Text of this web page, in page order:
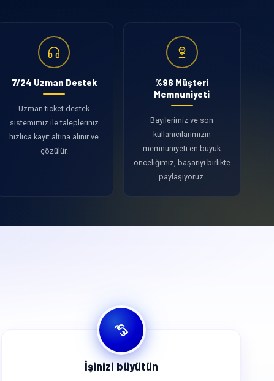
7/24 Uzman Destek
Uzman ticket destek
sistemimiz ile talepleriniz
hızlıca kayıt altına alınır ve
çözülür.
%98 Müşteri
Memnuniyeti
Bayilerimiz ve son
kullanıcılarımızın
memnuniyeti en büyük
önceliğimiz, başarıyı birlikte
paylaşıyoruz.
İşinizi büyütün